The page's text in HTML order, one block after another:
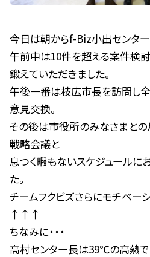
今日は朝からf-Biz小出センター
午前中は10件を超える案件検
鍛えていただきました。
午後一番は枝広市長を訪問し
意見交換。
その後は市役所のみなさまと
戦略会議と
息つく暇もないスケジュールに
た。
チームフクビズさらにモチベー
↑↑↑
ちなみに・・・
高村センター長は39℃の高熱